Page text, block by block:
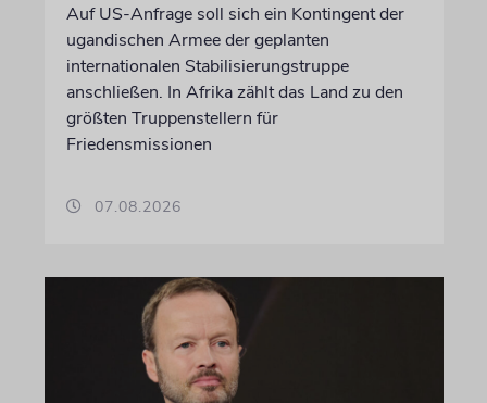
Auf US-Anfrage soll sich ein Kontingent der
ugandischen Armee der geplanten
internationalen Stabilisierungstruppe
anschließen. In Afrika zählt das Land zu den
größten Truppenstellern für
Friedensmissionen
07.08.2026